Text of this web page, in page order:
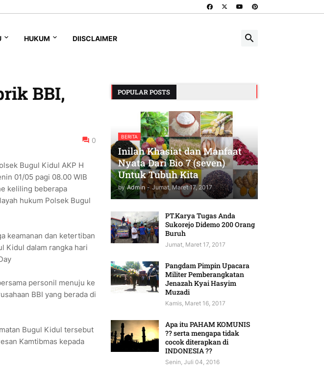
HUKUM DIISCLAIMER
BBI,
0
Bugul Kidul AKP H
01/05 pagi 08.00 WIB
keliling beberapa
hukum Polsek Bugul
keamanan dan ketertiban
Kidul dalam rangka hari
personil menuju ke
BBI yang berada di
Bugul Kidul tersebut
Kamtibmas kepada
POPULAR POSTS
BERITA
Inilah Khasiat dan Manfaat
Nyata Dari Bio 7 (seven)
Untuk Tubuh Kita
by Admin - Jumat, Maret 17, 2017
PT.Karya Tugas Anda
Sukorejo Didemo 200 Orang
Buruh
Jumat, Maret 17, 2017
Pangdam Pimpin Upacara
Militer Pemberangkatan
Jenazah Kyai Hasyim
Muzadi
Kamis, Maret 16, 2017
Apa itu PAHAM KOMUNIS
?? serta mengapa tidak
cocok diterapkan di
INDONESIA ??
Senin, Juli 04, 2016